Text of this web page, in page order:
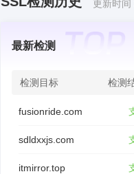
更新时
最新检测
检测目标 检测
fusionride.com
sdldxxjs.com
itmirror.top